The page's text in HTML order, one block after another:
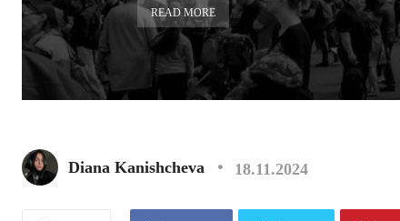
READ MORE
Diana Kanishcheva 18.11.2024